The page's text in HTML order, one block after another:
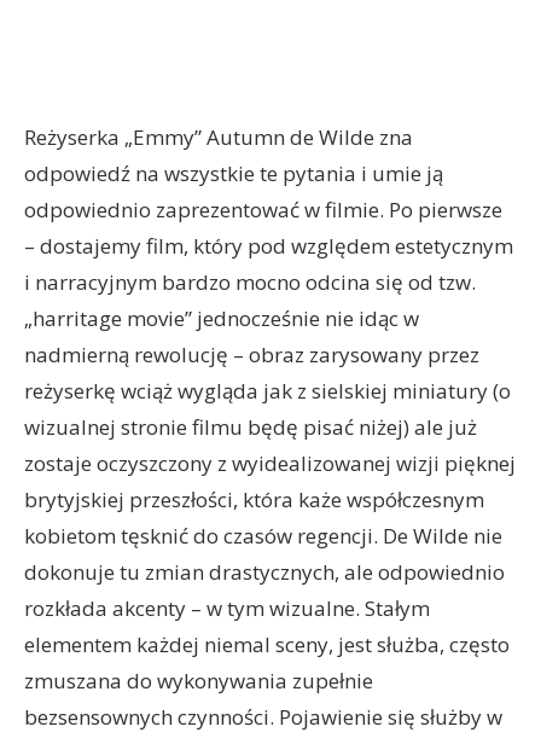
Reżyserka „Emmy” Autumn de Wilde zna
odpowiedź na wszystkie te pytania i umie ją
odpowiednio zaprezentować w filmie. Po pierwsze
– dostajemy film, który pod względem estetycznym
i narracyjnym bardzo mocno odcina się od tzw.
„harritage movie” jednocześnie nie idąc w
nadmierną rewolucję – obraz zarysowany przez
reżyserkę wciąż wygląda jak z sielskiej miniatury (o
wizualnej stronie filmu będę pisać niżej) ale już
zostaje oczyszczony z wyidealizowanej wizji pięknej
brytyjskiej przeszłości, która każe współczesnym
kobietom tęsknić do czasów regencji. De Wilde nie
dokonuje tu zmian drastycznych, ale odpowiednio
rozkłada akcenty – w tym wizualne. Stałym
elementem każdej niemal sceny, jest służba, często
zmuszana do wykonywania zupełnie
bezsensownych czynności. Pojawienie się służby w